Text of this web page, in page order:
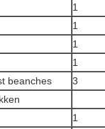
1
1
1
1
beanches
3
1